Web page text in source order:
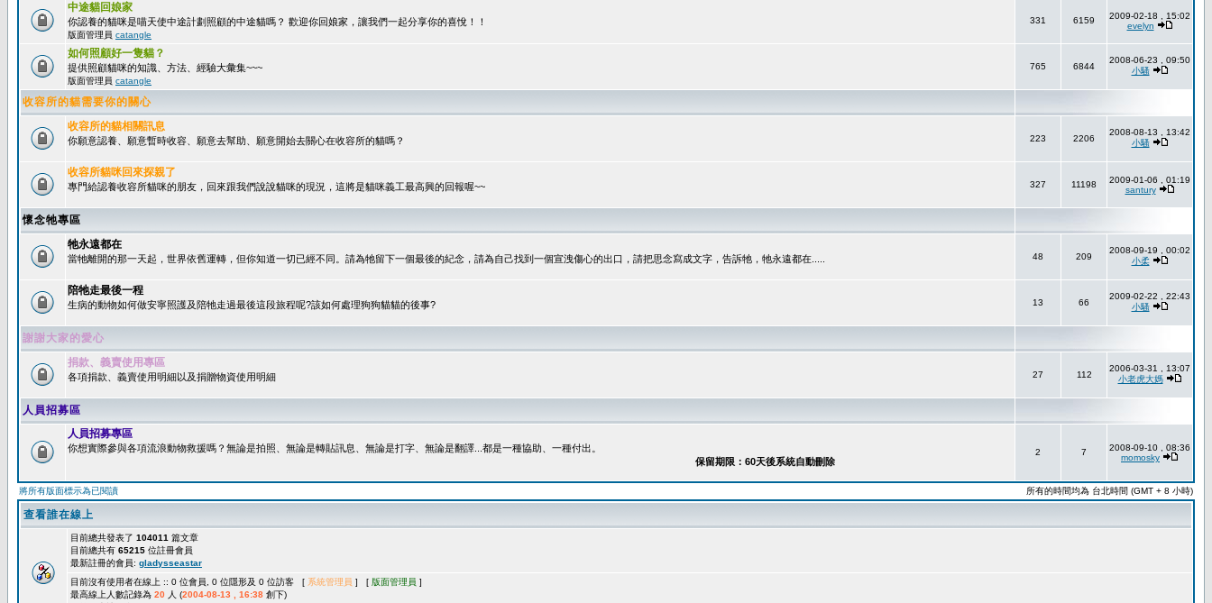
中途貓回娘家
你認養的貓咪是喵天使中途計劃照顧的中途貓嗎？ 歡迎你回娘家，讓我們一起分享你的喜悅！！
版面管理員 catangle
331 6159
2009-02-18 , 15:02
evelyn
如何照顧好一隻貓？
提供照顧貓咪的知識、方法、經驗大彙集~~~
版面管理員 catangle
765 6844
2008-06-23 , 09:50
小騷
收容所的貓需要你的關心
收容所的貓相關訊息
你願意認養、願意暫時收容、願意去幫助、願意開始去關心在收容所的貓嗎？ 223 2206
2008-08-13 , 13:42
小騷
收容所貓咪回來探親了
專門給認養收容所貓咪的朋友，回來跟我們說說貓咪的現況，這將是貓咪義工最高興的回報喔~~ 327 11198
2009-01-06 , 01:19
santury
懷念牠專區
牠永遠都在
當牠離開的那一天起，世界依舊運轉，但你知道一切已經不同。請為牠留下一個最後的紀念，請為自己找到一個宣洩傷心的出口，請把思念寫成文字，告訴牠，牠永遠都在..... 48 209
2008-09-19 , 00:02
小柔
陪牠走最後一程
生病的動物如何做安寧照護及陪牠走過最後這段旅程呢?該如何處理狗狗貓貓的後事? 13 66
2009-02-22 , 22:43
小騷
謝謝大家的愛心
捐款、義賣使用專區
各項捐款、義賣使用明細以及捐贈物資使用明細 27 112
2006-03-31 , 13:07
小老虎大媽
人員招募區
人員招募專區
你想實際參與各項流浪動物救援嗎？無論是拍照、無論是轉貼訊息、無論是打字、無論是翻譯...都是一種協助、一種付出。
保留期限：60天後系統自動刪除
2 7
2008-09-10 , 08:36
momosky
將所有版面標示為已閱讀 所有的時間均為 台北時間 (GMT + 8 小時)
查看誰在線上
目前總共發表了 104011 篇文章
目前總共有 65215 位註冊會員
最新註冊的會員: gladysseastar
目前沒有使用者在線上 :: 0 位會員, 0 位隱形及 0 位訪客 [ 系統管理員 ] [ 版面管理員 ]
最高線上人數記錄為 20 人 (2004-08-13 , 16:38 創下)